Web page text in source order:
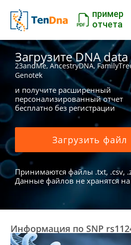
пример
отчета
Загрузите DNA
23andMe, AncestryDNA,
Genotek
и получите расширенный
персонализированный отчет
бесплатно без регистрации
Загрузить файл
Принимаются файлы .txt, .csv,
Данные файлов не хранятся на
Информация по SNP